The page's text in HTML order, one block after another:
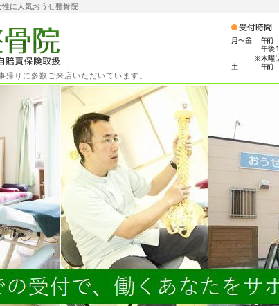
に人気おうせ整骨院
帰りに多数ご来店いただいています。